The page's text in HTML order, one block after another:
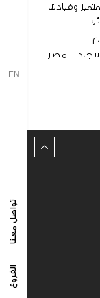
EN
تواصل معنا
الفروع
وقيادتنا
– مصر